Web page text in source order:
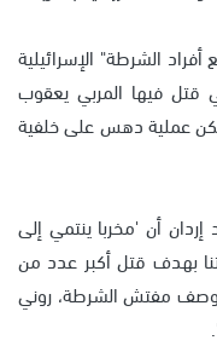
الشرطة" الإسرائيلية
قتل فيها المربي يعقوب
عملية دهس على خلفية
أن 'مخربا ينتمي إلى
بهدف قتل أكبر عدد من
وصف مفتش الشرطة، روني